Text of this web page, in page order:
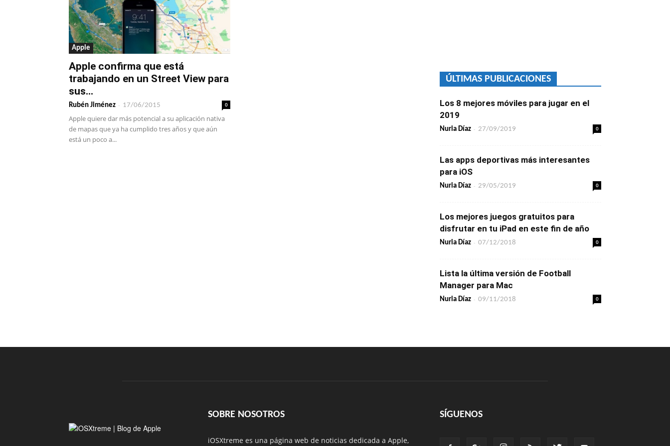
Apple
Apple confirma que está
trabajando en un Street View para
sus...
Rubén Jiménez - 17/06/2015 0
Apple quiere dar más potencial a su aplicación nativa
de mapas que ya ha cumplido tres años y que aún
está un poco a...
ÚLTIMAS PUBLICACIONES
Los 8 mejores móviles para jugar en el
2019
Nuria Díaz - 27/09/2019 0
Las apps deportivas más interesantes
para iOS
Nuria Díaz - 29/05/2019 0
Los mejores juegos gratuitos para
disfrutar en tu iPad en este fin de año
Nuria Díaz - 07/12/2018 0
Lista la última versión de Football
Manager para Mac
Nuria Díaz - 09/11/2018 0
SOBRE NOSOTROS
iOSXtreme es una página web de noticias dedicada a Apple,
SÍGUENOS